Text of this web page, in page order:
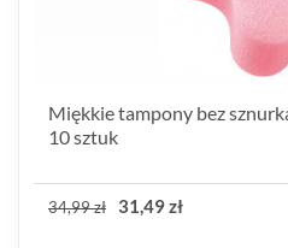
Miękkie tampony bez
10 sztuk
34,99 zł 31,49 zł